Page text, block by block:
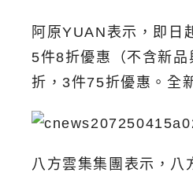
阿原YUAN表示，即日
5件8折優惠（不含新
折，3件75折優惠。全
八方雲集集團表示，